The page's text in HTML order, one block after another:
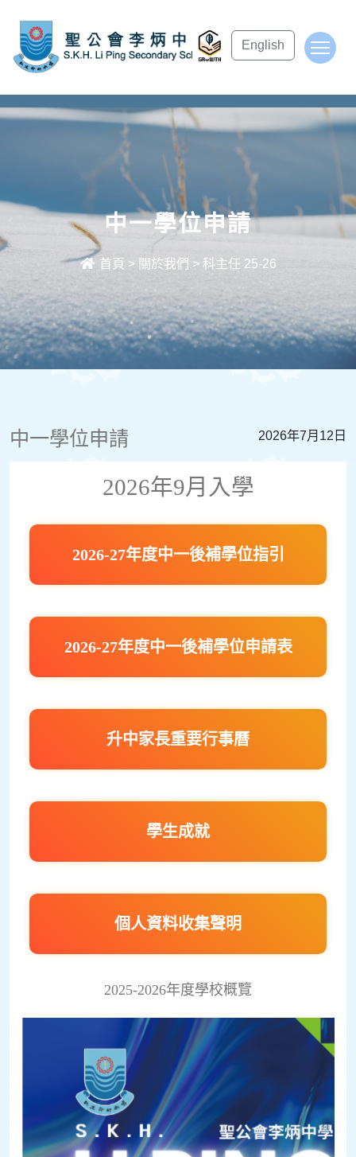
English
中一學位申請
首頁 > 關於我們 > 科主任 25-26
中一學位申請 2026年7月12日
2026年9月入學
2026-27年度中一後補學位指引
2026-27年度中一後補學位申請表
升中家長重要行事曆
學生成就
個人資料收集聲明
2025-2026年度學校概覽